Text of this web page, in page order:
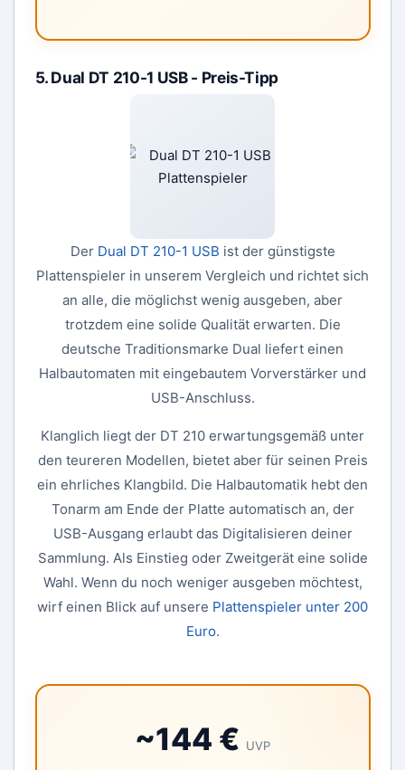
5. Dual DT 210-1 USB - Preis-Tipp
Der Dual DT 210-1 USB ist der günstigste
Plattenspieler in unserem Vergleich und richtet sich
an alle, die möglichst wenig ausgeben, aber
trotzdem eine solide Qualität erwarten. Die
deutsche Traditionsmarke Dual liefert einen
Halbautomaten mit eingebautem Vorverstärker und
USB-Anschluss.
Klanglich liegt der DT 210 erwartungsgemäß unter
den teureren Modellen, bietet aber für seinen Preis
ein ehrliches Klangbild. Die Halbautomatik hebt den
Tonarm am Ende der Platte automatisch an, der
USB-Ausgang erlaubt das Digitalisieren deiner
Sammlung. Als Einstieg oder Zweitgerät eine solide
Wahl. Wenn du noch weniger ausgeben möchtest,
wirf einen Blick auf unsere Plattenspieler unter 200
Euro.
~144 € UVP